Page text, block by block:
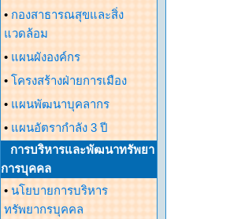
• กองสาธารณสุขและสิ่ง
แวดล้อม
• แผนผังองค์กร
• โครงสร้างฝ่ายการเมือง
• แผนพัฒนาบุคลากร
• แผนอัตรากำลัง 3 ปี
การบริหารและพัฒนาทรัพยา
การบุคคล
• นโยบายการบริหาร
ทรัพยากรบุคคล